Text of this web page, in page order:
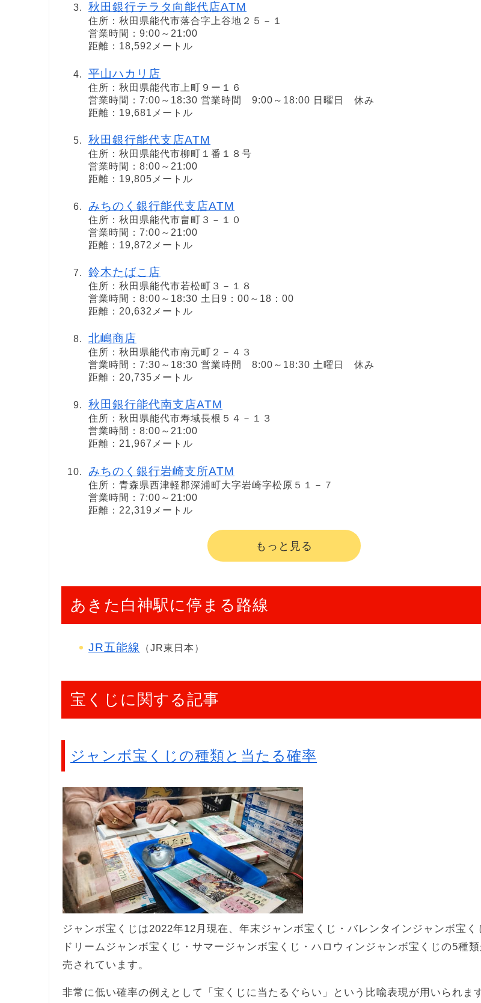
秋田銀行テラタ向能代店ATM
住所：秋田県能代市落合字上谷地２５－１
営業時間：9:00～21:00
距離：18,592メートル
平山ハカリ店
住所：秋田県能代市上町９ー１６
営業時間：7:00～18:30 営業時間 9:00～18:00 日曜日 休み
距離：19,681メートル
秋田銀行能代支店ATM
住所：秋田県能代市柳町１番１８号
営業時間：8:00～21:00
距離：19,805メートル
みちのく銀行能代支店ATM
住所：秋田県能代市畠町３－１０
営業時間：7:00～21:00
距離：19,872メートル
鈴木たばこ店
住所：秋田県能代市若松町３－１８
営業時間：8:00～18:30 土日9：00～18：00
距離：20,632メートル
北嶋商店
住所：秋田県能代市南元町２－４３
営業時間：7:30～18:30 営業時間 8:00～18:30 土曜日 休み
距離：20,735メートル
秋田銀行能代南支店ATM
住所：秋田県能代市寿域長根５４－１３
営業時間：8:00～21:00
距離：21,967メートル
みちのく銀行岩崎支所ATM
住所：青森県西津軽郡深浦町大字岩崎字松原５１－７
営業時間：7:00～21:00
距離：22,319メートル
もっと見る
あきた白神駅に停まる路線
JR五能線 （JR東日本）
宝くじに関する記事
ジャンボ宝くじの種類と当たる確率
ジャンボ宝くじは2022年12月現在、年末ジャンボ宝くじ・バレンタインジャンボ宝く
ドリームジャンボ宝くじ・サマージャンボ宝くじ・ハロウィンジャンボ宝くじの5種類
売されています。
非常に低い確率の例えとして「宝くじに当たるぐらい」という比喩表現が用いられま